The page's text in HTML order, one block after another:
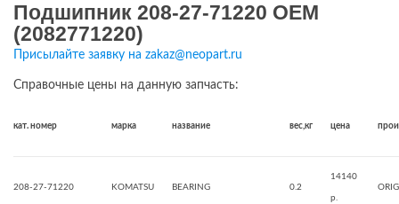
Подшипник 208-27-71220 OEM
(2082771220)
Присылайте заявку на zakaz@neopart.ru
Справочные цены на данную запчасть:
кат. номер марка название вес,кг цена
208-27-71220 KOMATSU BEARING 0.2
14140
р.